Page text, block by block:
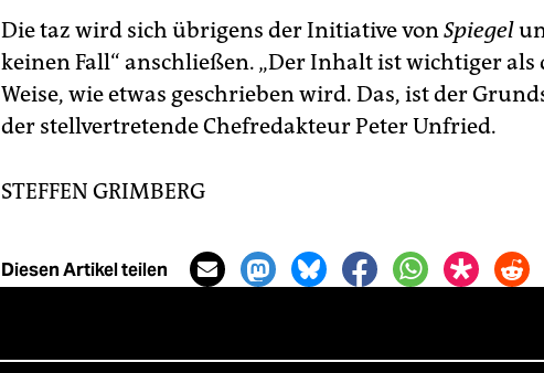
Die taz wird sich übrigens der Initiative vonSpiegel
keinen Fall“ anschließen. „Der Inhalt ist wichtiger
Weise, wie etwas geschrieben wird. Das, ist der
der stellvertretende Chefredakteur Peter Unfried.
STEFFEN GRIMBERG
Diesen Artikel teilen